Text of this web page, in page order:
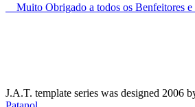
Muito Obrigado a todos os Benfeitores e
J.A.T. template series was designed 2006